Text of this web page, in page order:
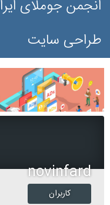
انجمن جوملای
طراحی سایت
novinfard
کاربران